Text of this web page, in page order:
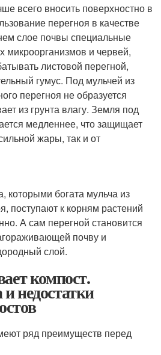
всего вносить поверхностно в
перегноя в качестве
слое почвы специальные
микроорганизмов и червей,
листовой перегной,
гумус. Под мульчей из
перегноя не образуется
из грунта влагу. Земля под
медленнее, что защищает
жары, так и от
которыми богата мульча из
поступают к корням растений
А сам перегной становится
почву и
слой.
компост.
недостатки
ряд преимуществ перед